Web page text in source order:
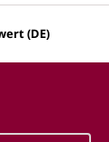
(DE)